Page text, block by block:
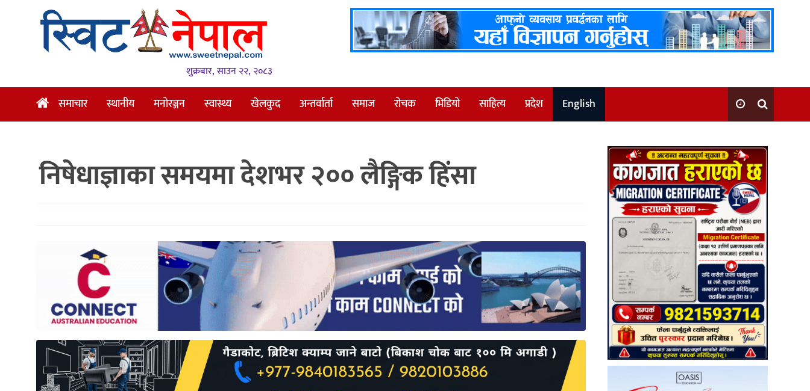
मनोरञ्जन
स्वास्थ्य
अन्तर्वार्ता
English
शुक्रबार, साउन २२, २०८३
समाचार स्थानीय मनोरञ्जन स्वास्थ्य खेलकुद अन्तर्वार्ता समाज रोचक भिडियो साहित्य प्रदेश English
निषेधाज्ञाका समयमा देशभर २०० लैङ्गिक हिंसा